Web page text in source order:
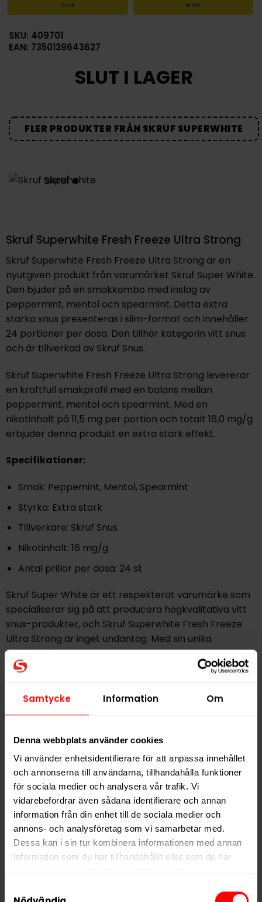
Samtycke Information Om
Denna webbplats använder cookies
Vi använder enhetsidentifierare för att anpassa innehållet
och annonserna till användarna, tillhandahålla funktioner
för sociala medier och analysera vår trafik. Vi
vidarebefordrar även sådana identifierare och annan
information från din enhet till de sociala medier och
annons- och analysföretag som vi samarbetar med.
Dessa kan i sin tur kombinera informationen med annan
information som du har tillhandahållit eller som de har
We work with who may receive and
SLIM MINT
SKU: 409701
EAN: 7350139643627
SLUT I LAGER
FLER PRODUKTER FRÅN SKRUF SUPERWHITE
Skruf Superwhite Fresh Freeze Ultra Strong
Skruf Superwhite Fresh Freeze Ultra Strong är en
nyutgiven produkt från varumärket Skruf Super White.
Den bjuder på en smakkombo med inslag av
peppermint, mentol och spearmint. Detta extra
starka snus presenteras i slim-format och innehåller
24 portioner per dosa. Den tillhör kategorin vitt snus
och är tillverkad av Skruf Snus.
Skruf Superwhite Fresh Freeze Ultra Strong levererar
en kraftfull smakprofil med en balans mellan
peppermint, mentol och spearmint. Med en
nikotinhalt på 11,5 mg per portion och totalt 16,0 mg/g
erbjuder denna produkt en extra stark effekt.
Specifikationer:
Smak: Peppemint, Mentol, Spearmint
Styrka: Extra stark
Tillverkare: Skruf Snus
Nikotinhalt: 16 mg/g
Antal prillor per dosa: 24 st
Skruf Super White är ett respekterat varumärke som
specialiserar sig på att producera högkvalitativa vitt
snus-produkter, och Skruf Superwhite Fresh Freeze
Ultra Strong är inget undantag. Med sin unika
smakprofil och extra starka styrka erbjuder den ett
mintigt snus för alla snusentusiaster.
Ingredienser: Vatten, växtfiber, fuktighetsbevarande
(500).
Hitta alla produkter frånSkruf Superwhite
Alla produkter med smakenMint
PRODUKTINFORMATION
Typ
Vitt Snus
Format